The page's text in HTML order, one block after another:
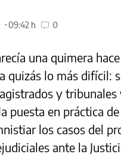
09:42 h 0
una quimera
quizás lo más difícil:
y tribunales
puesta en práctica
los casos del
ante la